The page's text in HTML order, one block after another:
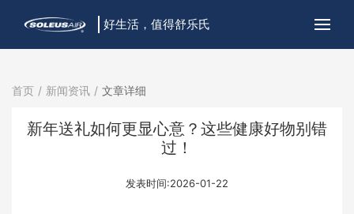
好生活，值得舒乐氏
首页 新闻资讯 文章详细
新年送礼如何更显心意？这些健康好物别错
过！
发表时间:2026-01-22